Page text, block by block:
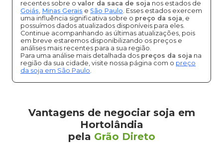
recentes sobre o valor da saca de soja nos estados de
Goiás, Minas Gerais e São Paulo. Esses estados exercem
uma influência significativa sobre o preço da soja, e
possuímos dados atualizados disponíveis para eles.
Continue acompanhando as últimas atualizações, pois
em breve estaremos disponibilizando os preços e
análises mais recentes para a sua região.
Para uma análise mais detalhada dos preços da soja na
região da sua cidade, visite nossa página com o preço
da soja em São Paulo.
Vantagens de negociar soja em
Hortolândia
pela Grão Direto